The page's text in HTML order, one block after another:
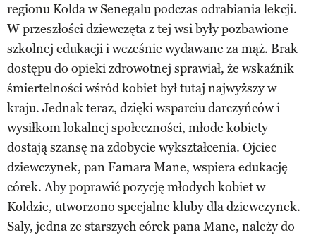
regionu Kolda w Senegalu podczas odrabiania lekcji.
W przeszłości dziewczęta z tej wsi były pozbawione
szkolnej edukacji i wcześnie wydawane za mąż. Brak
dostępu do opieki zdrowotnej sprawiał, że wskaźnik
śmiertelności wśród kobiet był tutaj najwyższy w
kraju. Jednak teraz, dzięki wsparciu darczyńców i
wysiłkom lokalnej społeczności, młode kobiety
dostają szansę na zdobycie wykształcenia. Ojciec
dziewczynek, pan Famara Mane, wspiera edukację
córek. Aby poprawić pozycję młodych kobiet w
Koldzie, utworzono specjalne kluby dla dziewczynek.
Saly, jedna ze starszych córek pana Mane, należy do